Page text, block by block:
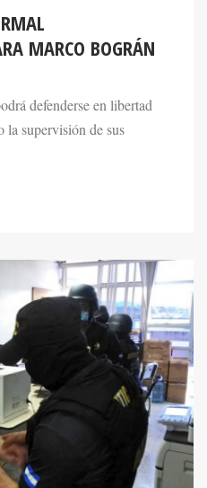
MARCO BOGRÁN
defenderse en libertad
la supervisión de sus